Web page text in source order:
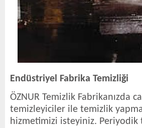
Endüstriyel Fabrika Temizliği
ÖZNUR Temizlik Fabrikanızda
temizleyiciler ile temizlik
hizmetimizi isteyiniz. Periyodik